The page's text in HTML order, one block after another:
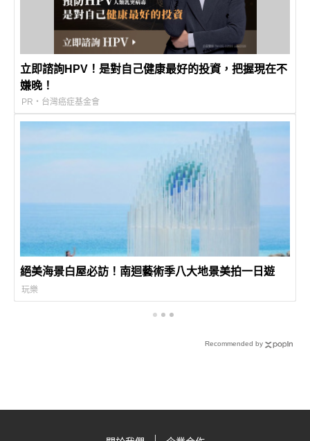
立即諮詢HPV！是對自己健康最好的投資，把握現在不
嫌晚！
PR・台灣癌症基金會
絕美海景白屋必訪！南迴藝術季八大地景美拍一日遊
玩樂
Recommended by